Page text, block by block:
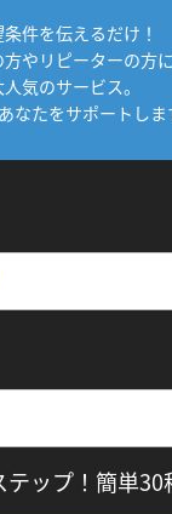
件を伝えるだけ！
やリピーターの方
気のサービス。
なたをサポートしま
テップ！簡単30